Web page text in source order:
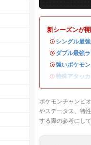
新シーズンが
・ シングル最
・ ダブル最強
・強いポケモ
・特殊アタッ
ポケモンチャンピ
やステータス、特
する際の参考にして